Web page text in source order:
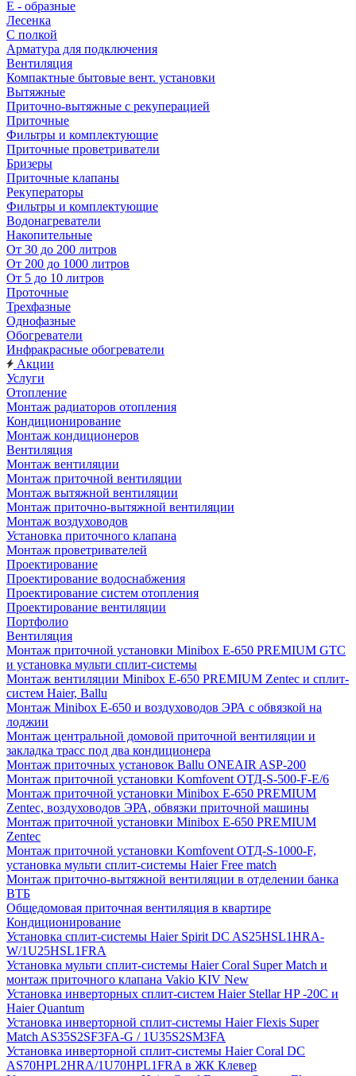
E - образные
Лесенка
С полкой
Арматура для подключения
Вентиляция
Компактные бытовые вент. установки
Вытяжные
Приточно-вытяжные с рекуперацией
Приточные
Фильтры и комплектующие
Приточные проветриватели
Бризеры
Приточные клапаны
Рекуператоры
Фильтры и комплектующие
Водонагреватели
Накопительные
От 30 до 200 литров
От 200 до 1000 литров
От 5 до 10 литров
Проточные
Трехфазные
Однофазные
Обогреватели
Инфракрасные обогреватели
Акции
Услуги
Отопление
Монтаж радиаторов отопления
Кондиционирование
Монтаж кондиционеров
Вентиляция
Монтаж вентиляции
Монтаж приточной вентиляции
Монтаж вытяжной вентиляции
Монтаж приточно-вытяжной вентиляции
Монтаж воздуховодов
Установка приточного клапана
Монтаж проветривателей
Проектирование
Проектирование водоснабжения
Проектирование систем отопления
Проектирование вентиляции
Портфолио
Вентиляция
Монтаж приточной установки Minibox E-650 PREMIUM GTC
и установка мульти сплит-системы
Монтаж вентиляции Minibox E-650 PREMIUM Zentec и сплит-
систем Haier, Ballu
Монтаж Minibox E-650 и воздуховодов ЭРА с обвязкой на
лоджии
Монтаж центральной домовой приточной вентиляции и
закладка трасс под два кондиционера
Монтаж приточных установок Ballu ONEAIR ASP-200
Монтаж приточной установки Komfovent ОТД-S-500-F-E/6
Монтаж приточной установки Minibox E-650 PREMIUM
Zentec, воздуховодов ЭРА, обвязки приточной машины
Монтаж приточной установки Minibox E-650 PREMIUM
Zentec
Монтаж приточной установки Komfovent ОТД-S-1000-F,
установка мульти сплит-системы Haier Free match
Монтаж приточно-вытяжной вентиляции в отделении банка
ВТБ
Общедомовая приточная вентиляция в квартире
Кондиционирование
Установка сплит-системы Haier Spirit DC AS25HSL1HRA-
W/1U25HSL1FRA
Установка мульти сплит-системы Haier Coral Super Match и
монтаж приточного клапана Vakio KIV New
Установка инверторных сплит-систем Haier Stellar HP -20С и
Haier Quantum
Установка инверторной сплит-системы Haier Flexis Super
Match AS35S2SF3FA-G / 1U35S2SM3FA
Установка инверторной сплит-системы Haier Coral DC
AS70HPL2HRA/1U70HPL1FRA в ЖК Клевер